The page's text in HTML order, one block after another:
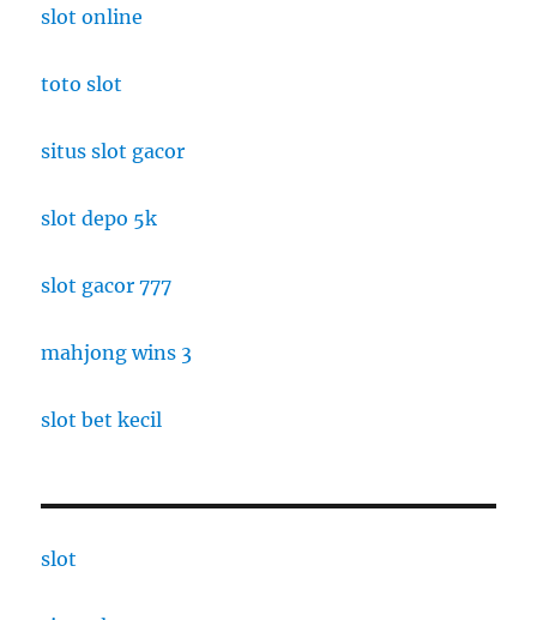
slot online
toto slot
situs slot gacor
slot depo 5k
slot gacor 777
mahjong wins 3
slot bet kecil
slot